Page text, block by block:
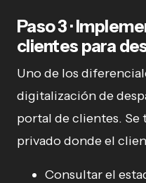
Paso 3 ·
clientes para
Uno de los
digitalización de
portal de clientes. Se
privado donde el
Consultar el